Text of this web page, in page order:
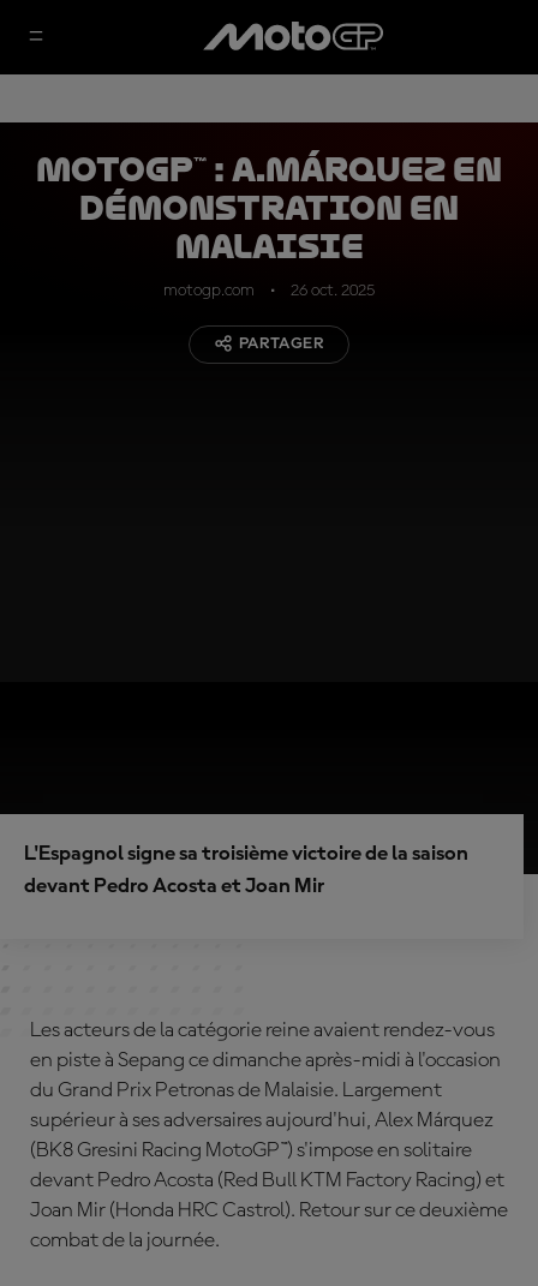
MotoGP™ : A.Márquez en
démonstration en
Malaisie
motogp.com 26 oct. 2025
PARTAGER
L'Espagnol signe sa troisième victoire de la saison
devant Pedro Acosta et Joan Mir
Les acteurs de la catégorie reine avaient rendez-vous
en piste à Sepang ce dimanche après-midi à l'occasion
du Grand Prix Petronas de Malaisie. Largement
supérieur à ses adversaires aujourd'hui, Alex Márquez
(BK8 Gresini Racing MotoGP™) s'impose en solitaire
devant Pedro Acosta (Red Bull KTM Factory Racing) et
Joan Mir (Honda HRC Castrol). Retour sur ce deuxième
combat de la journée.